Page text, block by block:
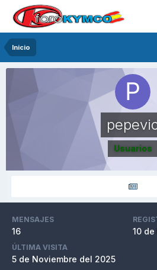
Inicio
Usuarios
MENSAJES
16 10 de
ÚLTIMA VISITA
5 de Noviembre del 2025